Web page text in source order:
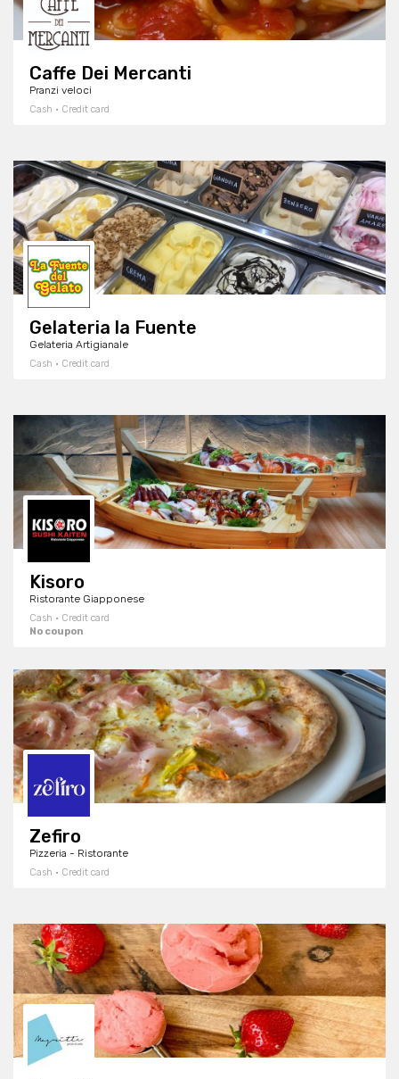
Caffe Dei Mercanti
Pranzi veloci
Cash · Credit card
Gelateria la Fuente
Gelateria Artigianale
Cash · Credit card
Kisoro
Ristorante Giapponese
Cash · Credit card
No coupon
Zefiro
Pizzeria - Ristorante
Cash · Credit card